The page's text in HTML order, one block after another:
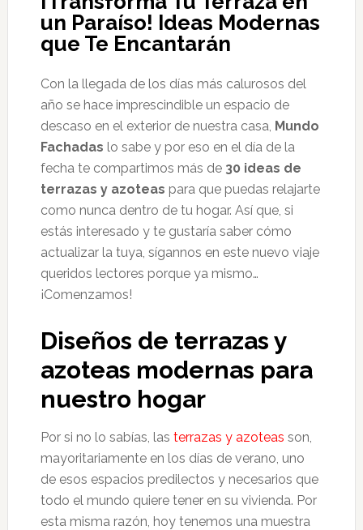
un Paraíso! Ideas Modernas
que Te Encantarán
Con la llegada de los días más calurosos del
año se hace imprescindible un espacio de
descaso en el exterior de nuestra casa, Mundo
Fachadas lo sabe y por eso en el día de la
fecha te compartimos más de 30 ideas de
terrazas y azoteas para que puedas relajarte
como nunca dentro de tu hogar. Así que, si
estás interesado y te gustaría saber cómo
actualizar la tuya, sígannos en este nuevo viaje
queridos lectores porque ya mismo…
¡Comenzamos!
Diseños de terrazas y
azoteas modernas para
nuestro hogar
Por si no lo sabías, las terrazas y azoteas son,
mayoritariamente en los días de verano, uno
de esos espacios predilectos y necesarios que
todo el mundo quiere tener en su vivienda. Por
esta misma razón, hoy tenemos una muestra